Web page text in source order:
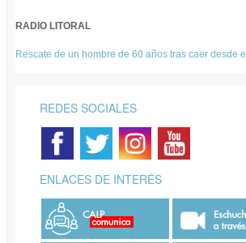
RADIO LITORAL
Rescate de un hombre de 60 años tras caer desde
REDES SOCIALES
ENLACES DE INTERÉS